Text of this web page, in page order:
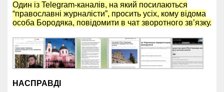
Один із Telegram-каналів, на який посилаються
“православні журналісти”, просить усіх, кому відома
особа Бородяка, повідомити в чат зворотного зв’язку.
НАСПРАВДІ